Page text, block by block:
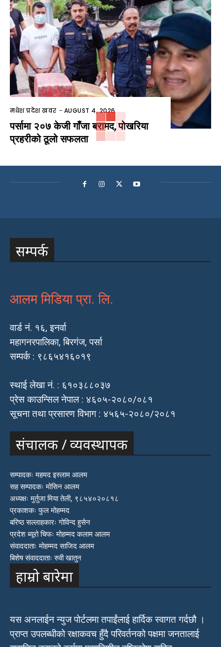
मधेश प्रदेश खवर - AUGUST 4, 2026
पर्सामा २०७ केजी गाँजा बरामद, पोखरिया
प्रहरीको ठूलो सफलता
सम्पर्क
आलम मिडिया प्रा. लि.
वार्ड नं. १६, इनर्वा
महागनरपालिका, बिरगंज, पर्सा
सम्पर्क : ९८६५४१६०१९
स्थाई लेखा नं. : ६१०३८८०३७
प्रेस काउन्सिल नेपाल : ४६०५-२०८०/०८१
सूचना तथा प्रसारण विभाग : ४५६५-२०८०/२०८१
संचालक / व्यवस्थापक
सम्पादकः महमद इस्लाम आलम
सह सम्पादकः मोसिन आलम
अध्यक्षः मुर्तुजा मिया तेली, ९८५४०२०८१८
प्रकाशकः फुल मोहम्मद
बरिष्ठ सल्लाहकारः गोविन्द हुसेन
प्रदेश ब्यूरो चिफः मोहम्मद कलाम आलम
संवाददाताः मोहम्मद साजिद आलम
बिशेष संवाददाताः रुवी खातुन
हाम्रो बारेमा
यस अनलाईन न्युज पोर्टलमा तपाईंलाई हार्दिक स्वागत गर्दछौ ।
प्राप्त उपलब्धीको रक्षाकवच हुँदै परिवर्तनको पक्षमा जनतालाई